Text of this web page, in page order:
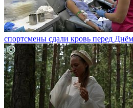
спортсмены сдали кровь перед